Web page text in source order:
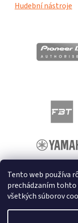
Tento web používa
prechádzaním tohto
všetkých súborov
Hudební nástroje